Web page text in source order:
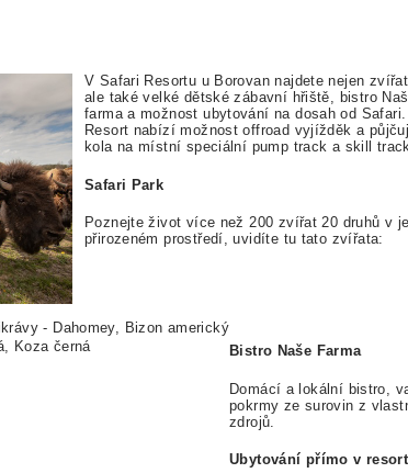
V Safari Resortu u Borovan najdete nejen
ale také velké dětské zábavní hřiště, bistro
farma a možnost ubytování na dosah od Safari.
Resort nabízí možnost offroad vyjížděk a
kola na místní speciální pump track a skill
Safari Park
Poznejte život více než 200 zvířat 20 druhů v
přirozeném prostředí, uvidíte tu tato zvířata:
- Dahomey, Bizon americký
Koza černá
Bistro Naše Farma
Domácí a lokální bistro,
pokrmy ze surovin z
zdrojů.
Ubytování přímo v